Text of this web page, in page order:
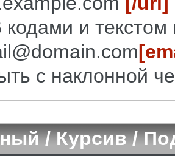
и текстом
с наклонной
/ Курсив /